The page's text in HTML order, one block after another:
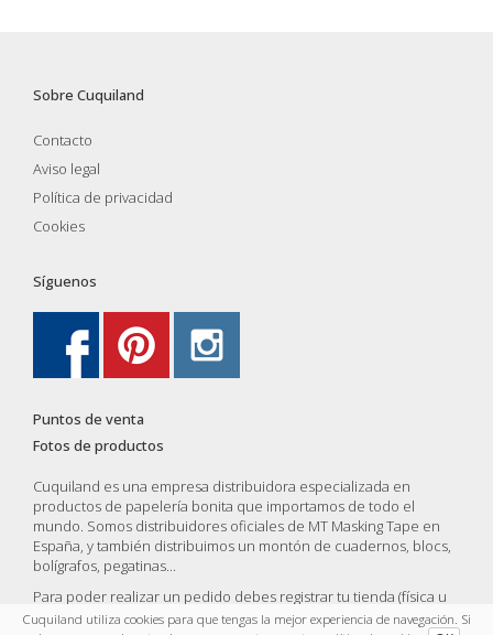
Sobre Cuquiland
Contacto
Aviso legal
Política de privacidad
Cookies
Síguenos
Puntos de venta
Fotos de productos
Cuquiland es una empresa distribuidora especializada en
productos de papelería bonita que importamos de todo el
mundo. Somos distribuidores oficiales de MT Masking Tape en
España, y también distribuimos un montón de cuadernos, blocs,
bolígrafos, pegatinas...
Para poder realizar un pedido debes registrar tu tienda (física u
online) y una vez validada por nosotros podrás compras y vender
Cuquiland utiliza cookies para que tengas la mejor experiencia de navegación. Si